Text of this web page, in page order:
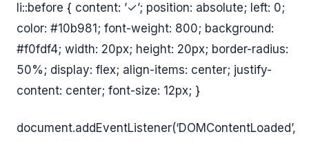
li::before { content: ’✓’; position: absolute; left: 0;
color: #10b981; font-weight: 800; background:
#f0fdf4; width: 20px; height: 20px; border-radius:
50%; display: flex; align-items: center; justify-
content: center; font-size: 12px; }
document.addEventListener(‘DOMContentLoaded’,